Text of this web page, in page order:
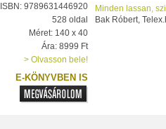
ISBN: 9789631446920
528 oldal
Méret: 140 x 40
Ára: 8999 Ft
> Olvasson bele!
E-KÖNYVBEN IS
Minden lassan,
Bak Róbert,